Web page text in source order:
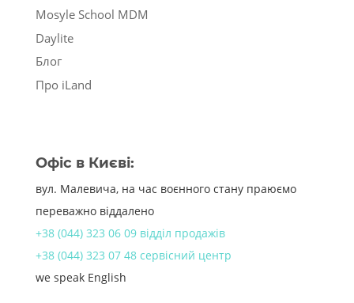
Mosyle School MDM
Daylite
Блог
Про iLand
Офіс в Києві:
вул. Малевича, на час воєнного стану праюємо
переважно віддалено
+38 (044) 323 06 09 відділ продажів
+38 (044) 323 07 48 сервісний центр
we speak English